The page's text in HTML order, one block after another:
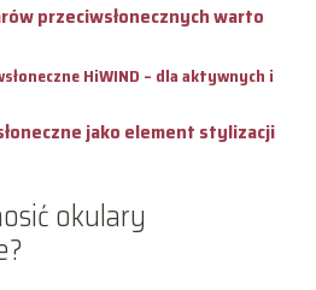
przeciwsłonecznych warto
HiWIND – dla aktywnych i
jako element stylizacji
okulary